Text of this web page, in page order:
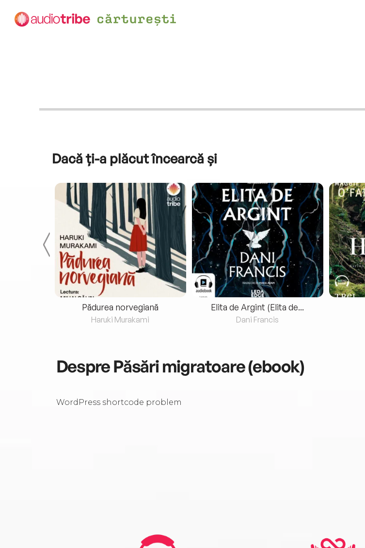
Dacă ți-a plăcut încearcă și
Pădurea norvegiană
Haruki Murakami
Elita de Argint (Elita de...
Dani Francis
DesprePăsări migratoare (ebook)
WordPress shortcode problem